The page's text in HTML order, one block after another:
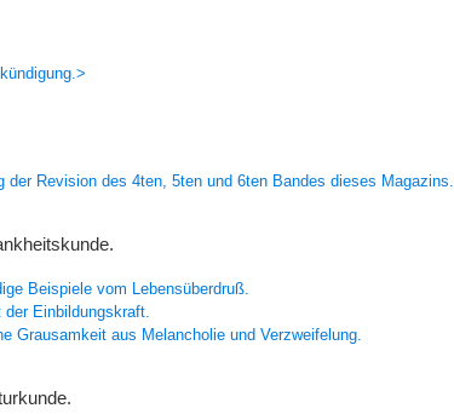
der Revision des 4ten, 5ten und 6ten Bandes dieses Magazins.
Beispiele vom Lebensüberdruß.
der Einbildungskraft.
Grausamkeit aus Melancholie und Verzweifelung.